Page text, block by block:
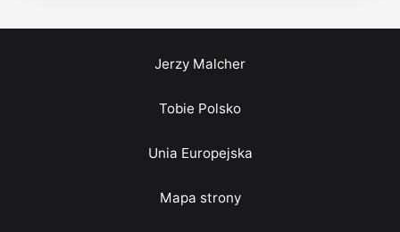
Jerzy Malcher
Tobie Polsko
Unia Europejska
Mapa strony